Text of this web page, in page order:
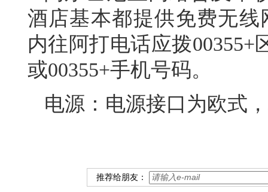
酒店基本都提供免费无线
内往阿打电话应拨
或00355+手机号码。
电源：电源接口为欧式
推荐给朋友：